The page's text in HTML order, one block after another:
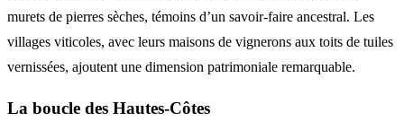
murets de pierres sèches, témoins d’un savoir-faire ancestral. Les
villages viticoles, avec leurs maisons de vignerons aux toits de tuiles
vernissées, ajoutent une dimension patrimoniale remarquable.
La boucle des Hautes-Côtes